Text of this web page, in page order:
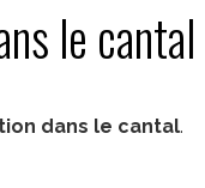
le cantal
dans le cantal.